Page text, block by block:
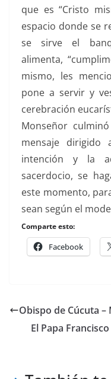
que es “Cristo
espacio donde se
se sirve el
alimenta,
mismo, les
pone a servir y
cerebración
Monseñor
mensaje dirigido
intención y la
sacerdocio, se
este momento,
sean según el
Comparte esto:
Facebook
Obispo de Cúcuta
El Papa